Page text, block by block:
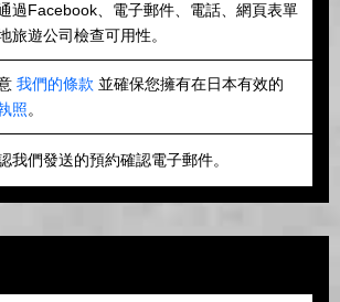
過Facebook、電子郵件、電話、網頁表單
旅遊公司檢查可用性。
我們的條款 並確保您擁有在日本有效的
照。
我們發送的預約確認電子郵件。